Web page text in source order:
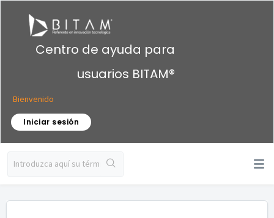
Centro de ayuda para
usuarios BITAM®
Bienvenido
Iniciar sesión